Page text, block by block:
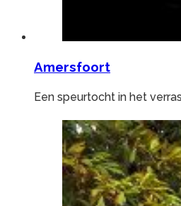
Amersfoort
Een speurtocht in het